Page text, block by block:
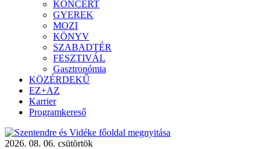
KONCERT
GYEREK
MOZI
KÖNYV
SZABADTÉR
FESZTIVÁL
Gasztronómia
KÖZÉRDEKŰ
EZ+AZ
Karrier
Programkereső
2026. 08. 06. csütörtök